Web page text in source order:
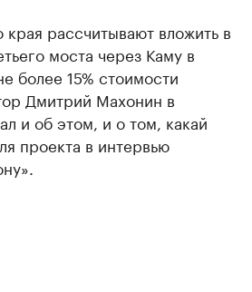
рассчитывают вложить в
моста через Каму в
более 15% стоимости
Дмитрий Махонин в
и об этом, и о том, какай
проекта в интервью